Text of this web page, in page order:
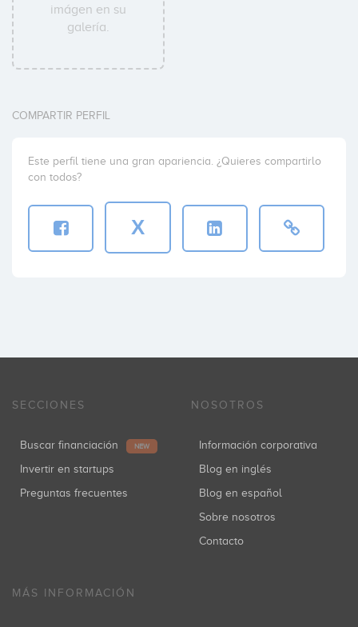
imágen en su
galería.
COMPARTIR PERFIL
Este perfil tiene una gran apariencia. ¿Quieres compartirlo
con todos?
X
SECCIONES
Buscar financiación NEW
Invertir en startups
Preguntas frecuentes
NOSOTROS
Información corporativa
Blog en inglés
Blog en español
Sobre nosotros
Contacto
MÁS INFORMACIÓN